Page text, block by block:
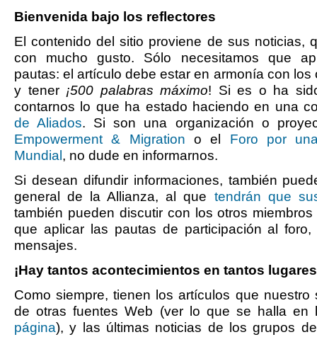
Bienvenida bajo los reflectores
El contenido del sitio proviene de sus noticias,
con mucho gusto. Sólo necesitamos que
pautas: el artículo debe estar en armonía con los
y tener ¡500 palabras máximo! Si es o ha
contarnos lo que ha estado haciendo en una
de Aliados. Si son una organización o
Empowerment & Migration o el Foro por
Mundial, no dude en informarnos.
Si desean difundir informaciones, también
general de la Allianza, al que tendrán que
también pueden discutir con los otros
que aplicar las pautas de participación al
mensajes.
¡Hay tantos acontecimientos en tantos
Como siempre, tienen los artículos que nuestro
de otras fuentes Web (ver lo que se halla
página), y las últimas noticias de los grupos